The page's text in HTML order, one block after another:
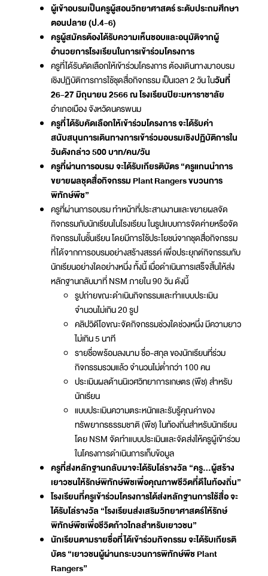
ผู้เข้าอบรมเป็นครูผู้สอนวิทยาศาสตร์ ระดับประถมศึกษา
ตอนปลาย (ป.4-6)
ครูผู้สมัครต้องได้รับความเห็นชอบและอนุมัติจากผู้
อำนวยการโรงเรียนในการเข้าร่วมโครงการ
ครูที่ได้รับคัดเลือกให้เข้าร่วมโครงการ ต้องเดินทางมาอบรม
เชิงปฏิบัติการการใช้ชุดสื่อกิจกรรม เป็นเวลา 2 วัน ในวันที่
26-27 มิถุนายน 2566 ณ โรงเรียนปิยะมหาราชาลัย
อำเภอเมือง จังหวัดนครพนม
ครูที่ได้รับคัดเลือกให้เข้าร่วมโครงการ จะได้รับค่า
สนับสนุนการเดินทางการเข้าร่วมอบรมเชิงปฏิบัติการใน
วันดังกล่าว 500 บาท/คน/วัน
ครูที่ผ่านการอบรม จะได้รับเกียรติบัตร “ครูแกนนำการ
ขยายผลชุดสื่อกิจกรรม Plant Rangers ขบวนการ
พิทักษ์พืช”
ครูที่ผ่านการอบรม ทำหน้าที่ประสานงานและขยายผลจัด
กิจกรรมกับนักเรียนในโรงเรียน ในรูปแบบการจัดค่ายหรือจัด
กิจกรรมในชั้นเรียน โดยมีการใช้ประโยชน์จากชุดสื่อกิจกรรม
ที่ได้จากการอบรมอย่างสร้างสรรค์ เพื่อประยุกต์กิจกรรมกับ
นักเรียนอย่างใดอย่างหนึ่ง ทั้งนี้ เมื่อดำเนินการเสร็จสิ้นให้ส่ง
หลักฐานกลับมาที่ NSM ภายใน 90 วัน ดังนี้
รูปถ่ายขณะดำเนินกิจกรรมและทำแบบประเมิน
จำนวนไม่เกิน 20 รูป
คลิปวิดีโอขณะจัดกิจกรรมช่วงใดช่วงหนึ่ง มีความยาว
ไม่เกิน 5 นาที
รายชื่อพร้อมลงนาม ชื่อ-สกุล ของนักเรียนที่ร่วม
กิจกรรมรวมแล้ว จำนวนไม่ต่ำกว่า 100 คน
ประเมินผลด้านนิเวศวิทยาการเกษตร (พืช) สำหรับ
นักเรียน
แบบประเมินความตระหนักและรับรู้คุณค่าของ
ทรัพยากรธรรมชาติ (พืช) ในท้องถิ่นสำหรับนักเรียน
โดย NSM จัดทำแบบประเมินและจัดส่งให้ครูผู้เข้าร่วม
ในโครงการดำเนินการเก็บข้อมูล
ครูที่ส่งหลักฐานกลับมาจะได้รับโล่รางวัล “ครู…ผู้สร้าง
เยาวชนให้รักษ์พิทักษ์พืชเพื่อคุณภาพชีวิตที่ดีในท้องถิ่น”
โรงเรียนที่ครูเข้าร่วมโครงการได้ส่งหลักฐานการใช้สื่อ จะ
ได้รับโล่รางวัล “โรงเรียนส่งเสริมวิทยาศาสตร์ให้รักษ์
พิทักษ์พืชเพื่อชีวิตก้าวไกลสำหรับเยาวชน”
นักเรียนตามรายชื่อที่ได้เข้าร่วมกิจกรรม จะได้รับเกียรติ
บัตร “เยาวชนผู้ผ่านกระบวนการพิทักษ์พืช Plant
Rangers”